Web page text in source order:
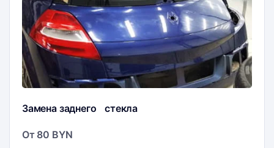
Замена заднего стекла
От 80 BYN